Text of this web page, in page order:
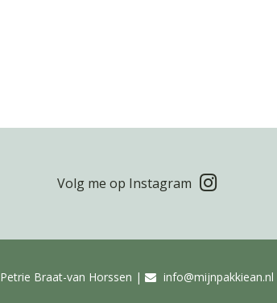
Volg me op Instagram
Petrie Braat-van Horssen | info@mijnpakkiean.nl